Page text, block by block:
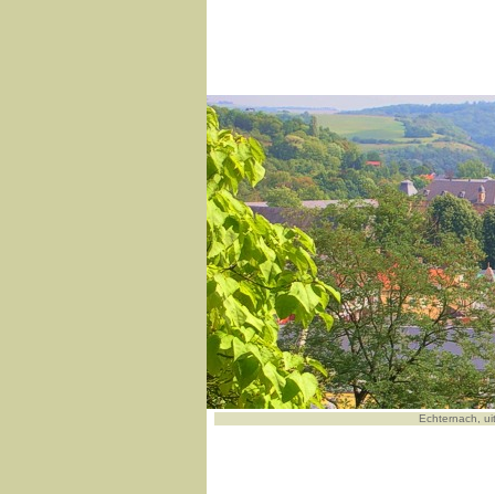
Echternach,